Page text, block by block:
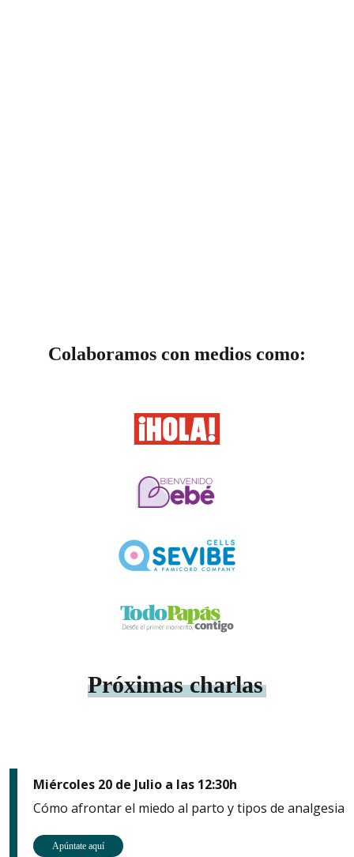
Colaboramos con medios como:
Próximas charlas
Miércoles 20 de Julio a las 12:30h
Cómo afrontar el miedo al parto y tipos de analgesia
Apúntate aquí